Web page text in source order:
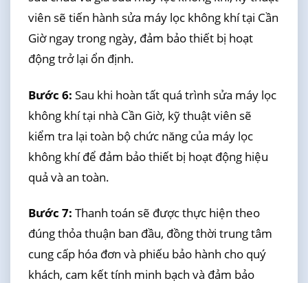
viên sẽ tiến hành sửa máy lọc không khí tại Cần
Giờ ngay trong ngày, đảm bảo thiết bị hoạt
động trở lại ổn định.
Bước 6: Sau khi hoàn tất quá trình sửa máy lọc
không khí tại nhà Cần Giờ, kỹ thuật viên sẽ
kiểm tra lại toàn bộ chức năng của máy lọc
không khí để đảm bảo thiết bị hoạt động hiệu
quả và an toàn.
Bước 7: Thanh toán sẽ được thực hiện theo
đúng thỏa thuận ban đầu, đồng thời trung tâm
cung cấp hóa đơn và phiếu bảo hành cho quý
khách, cam kết tính minh bạch và đảm bảo